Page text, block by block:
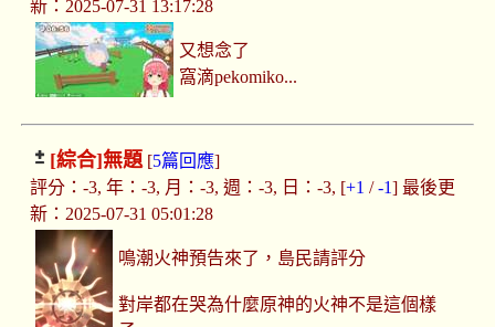
新：2025-07-31 13:17:28
又想念了
窩滴pekomiko...
[綜合]無題[5篇回應]
評分：-3, 年：-3, 月：-3, 週：-3, 日：-3, [+1 /-1] 最後更
新：2025-07-31 05:01:28
鳴潮火神預告來了，島民請評分
對岸都在哭為什麼原神的火神不是這個樣